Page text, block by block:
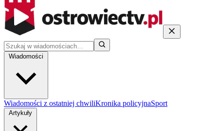
Wiadomości
Wiadomości z ostatniej chwiliKronika policyjnaSport
Artykuły